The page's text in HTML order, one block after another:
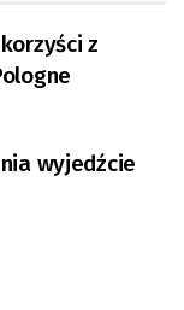
z
wyjedźcie